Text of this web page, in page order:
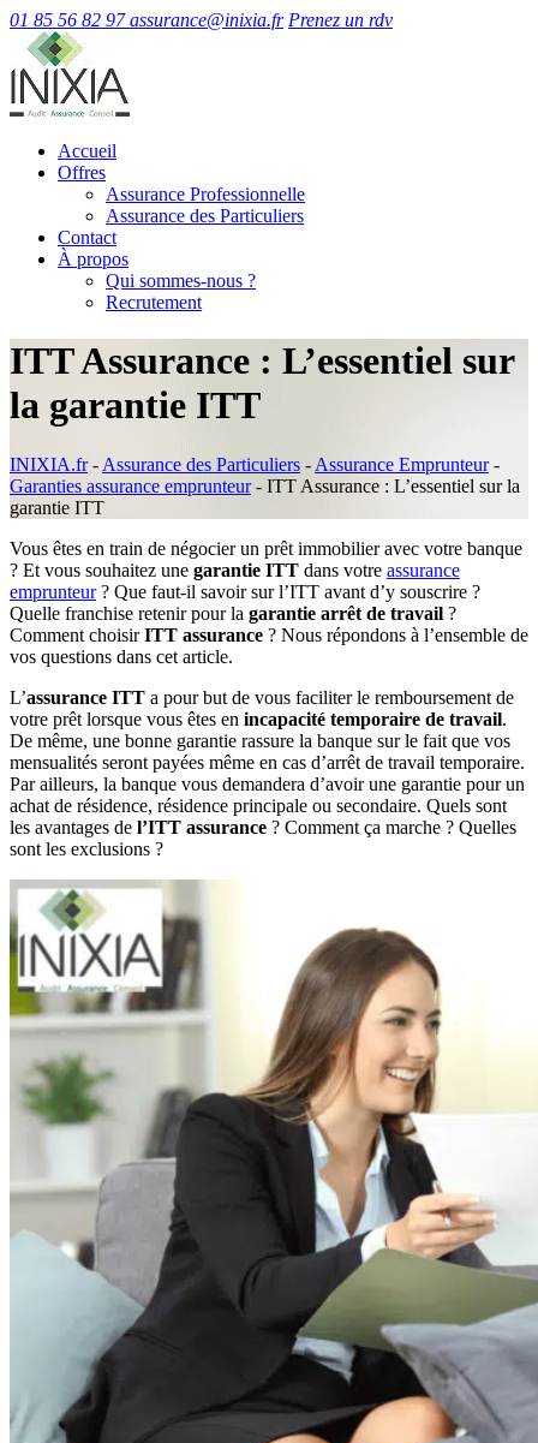
01 85 56 82 97 assurance@inixia.fr Prenez un rdv
Accueil
Offres
Assurance Professionnelle
Assurance des Particuliers
Contact
À propos
Qui sommes-nous ?
Recrutement
ITT Assurance : L’essentiel sur
la garantie ITT
INIXIA.fr- Assurance des Particuliers - Assurance Emprunteur-
Garanties assurance emprunteur- ITT Assurance : L’essentiel sur la
garantie ITT
Vous êtes en train de négocier un prêt immobilier avec votre banque
? Et vous souhaitez une garantie ITT dans votre assurance
emprunteur? Que faut-il savoir sur l’ITT avant d’y souscrire ?
Quelle franchise retenir pour la garantie arrêt de travail ?
Comment choisirITT assurance ? Nous répondons à l’ensemble de
vos questions dans cet article.
L’assurance ITT a pour but de vous faciliter le remboursement de
votre prêt lorsque vous êtes en incapacité temporaire de travail.
De même, une bonne garantie rassure la banque sur le fait que vos
mensualités seront payées même en cas d’arrêt de travail temporaire.
Par ailleurs, la banque vous demandera d’avoir une garantie pour un
achat de résidence, résidence principale ou secondaire. Quels sont
les avantages de l’ITT assurance ? Comment ça marche ? Quelles
sont les exclusions ?